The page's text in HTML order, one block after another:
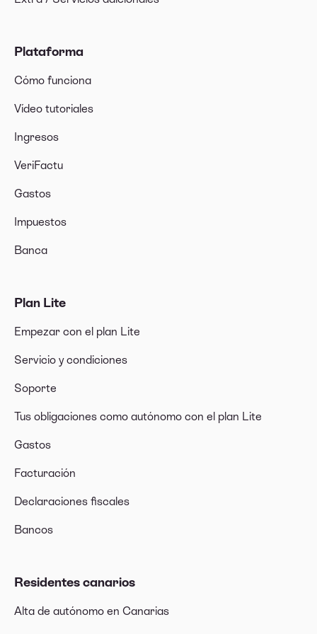
Plataforma
Cómo funciona
Vídeo tutoriales
Ingresos
VeriFactu
Gastos
Impuestos
Banca
Plan Lite
Empezar con el plan Lite
Servicio y condiciones
Soporte
Tus obligaciones como autónomo con el plan Lite
Gastos
Facturación
Declaraciones fiscales
Bancos
Residentes canarios
Alta de autónomo en Canarias